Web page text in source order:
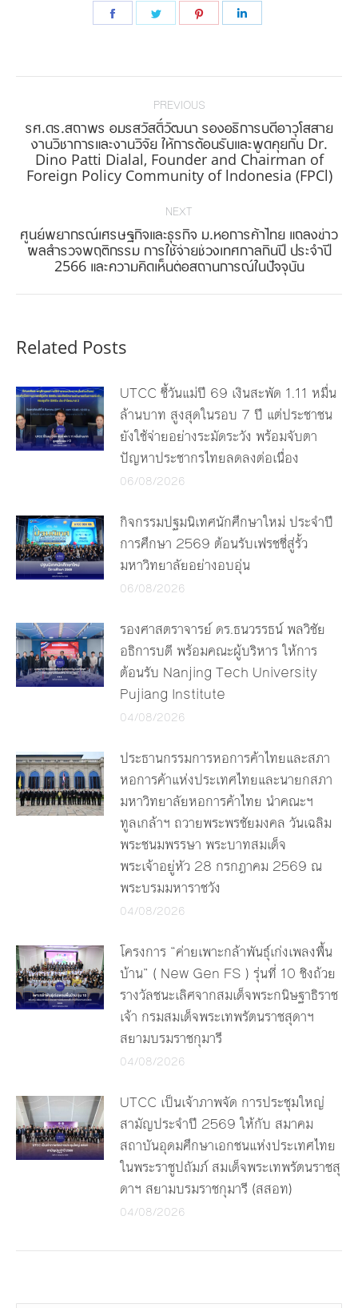
Share
Share
Share
PREVIOUS
Previous
post:
รศ.ดร.สถาพร อมรสวัสดิ์วัฒนา รองอธิการบดีอาวุโสสาย
งานวิชาการและงานวิจัย ให้การต้อนรับและพูดคุยกับ Dr.
Dino Patti Dialal, Founder and Chairman of
Foreign Policy Community of lndonesia (FPCl)
NEXT
Next
post:
ศูนย์พยากรณ์เศรษฐกิจและธุรกิจ ม.หอการค้าไทย แถลงข่าว
ผลสำรวจพฤติกรรม การใช้จ่ายช่วงเทศกาลกินปี ประจำปี
2566 และความคิดเห็นต่อสถานการณ์ในปัจจุบัน
Related Posts
UTCC ชี้วันแม่ปี 69 เงินสะพัด 1.11 หมื่น
ล้านบาท สูงสุดในรอบ 7 ปี แต่ประชาชน
ยังใช้จ่ายอย่างระมัดระวัง พร้อมจับตา
ปัญหาประชากรไทยลดลงต่อเนื่อง
06/08/2026
กิจกรรมปฐมนิเทศนักศึกษาใหม่ ประจำปี
การศึกษา 2569 ต้อนรับเฟรชชี่สู่รั้ว
มหาวิทยาลัยอย่างอบอุ่น
06/08/2026
รองศาสตราจารย์ ดร.ธนวรรธน์ พลวิชัย
อธิการบดี พร้อมคณะผู้บริหาร ให้การ
ต้อนรับ Nanjing Tech University
Pujiang Institute
04/08/2026
ประธานกรรมการหอการค้าไทยและสภา
หอการค้าแห่งประเทศไทยและนายกสภา
มหาวิทยาลัยหอการค้าไทย นำคณะฯ
ทูลเกล้าฯ ถวายพระพรชัยมงคล วันเฉลิม
พระชนมพรรษา พระบาทสมเด็จ
พระเจ้าอยู่หัว 28 กรกฎาคม 2569 ณ
พระบรมมหาราชวัง
04/08/2026
โครงการ “ค่ายเพาะกล้าพันธุ์เก่งเพลงพื้น
บ้าน” ( New Gen FS ) รุ่นที่ 10 ชิงถ้วย
รางวัลชนะเลิศจากสมเด็จพระกนิษฐาธิราช
เจ้า กรมสมเด็จพระเทพรัตนราชสุดาฯ
สยามบรมราชกุมารี
04/08/2026
UTCC เป็นเจ้าภาพจัด การประชุมใหญ่
สามัญประจำปี 2569 ให้กับ สมาคม
สถาบันอุดมศึกษาเอกชนแห่งประเทศไทย
ในพระราชูปถัมภ์ สมเด็จพระเทพรัตนราชสุ
ดาฯ สยามบรมราชกุมารี (สสอท)
04/08/2026